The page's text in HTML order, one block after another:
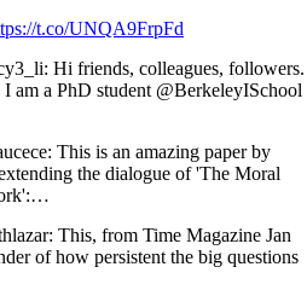
t.co/UNQA9FrpFd
Hi friends, colleagues, followers.
am a PhD student @BerkeleyISchool
This is an amazing paper by
the dialogue of 'The Moral
This, from Time Magazine Jan
of how persistent the big questions